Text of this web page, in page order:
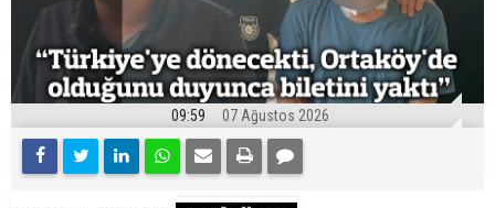
09:59 07 Ağustos 2026